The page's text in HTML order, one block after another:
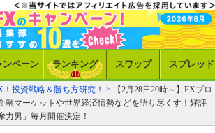
ンペーン ランキング スワップ スプレッド
！投資戦略＆勝ち方研究！ > 【2月28日20時～】FXプロ
融マーケットや世界経済情勢などを語り尽くす！好評
力男」毎月開催決定！